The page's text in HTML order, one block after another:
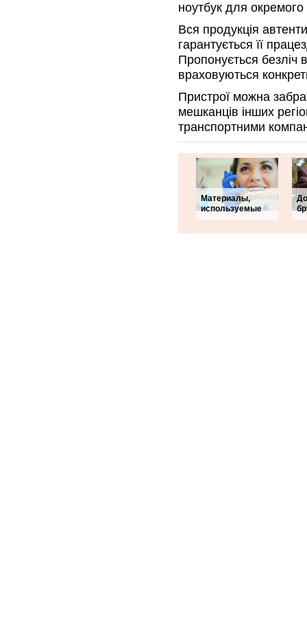
ноутбук для окремого
Вся продукція
гарантується її
Пропонується безліч
враховуються
Пристрої можна
мешканців інших
транспортними
Материалы,
используемые